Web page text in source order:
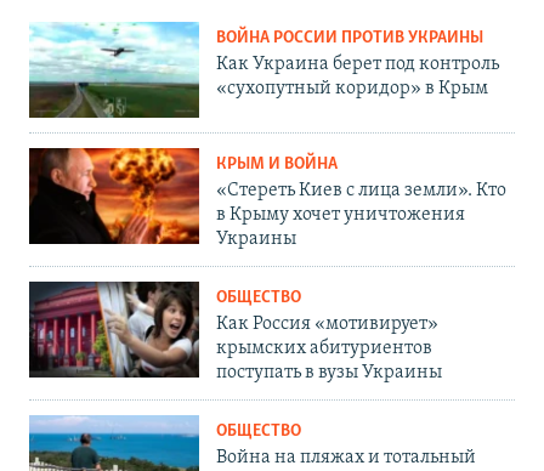
ВОЙНА РОССИИ ПРОТИВ УКРАИНЫ
Как Украина берет под контроль
«сухопутный коридор» в Крым
КРЫМ И ВОЙНА
«Стереть Киев с лица земли». Кто
в Крыму хочет уничтожения
Украины
ОБЩЕСТВО
Как Россия «мотивирует»
крымских абитуриентов
поступать в вузы Украины
ОБЩЕСТВО
Война на пляжах и тотальный